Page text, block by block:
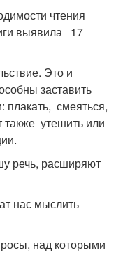
чтения
выявила 17
Это и
заставить
плакать, смеяться,
также утешить или
речь, расширяют
нас мыслить
над которыми